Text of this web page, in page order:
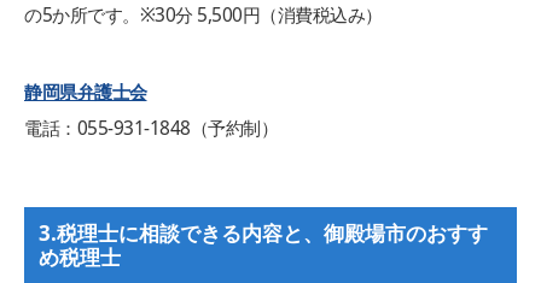
の5か所です。※30分 5,500円（消費税込み）
静岡県弁護士会
電話：055-931-1848（予約制）
3.税理士に相談できる内容と、御殿場市のおすす
め税理士